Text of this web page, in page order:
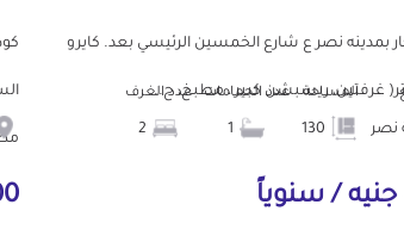
بمدينه نصر ع شارع الخمسين الرئيسي بعد. كايرو
نصر
المساحة عدد الحمامات عدد الغرف